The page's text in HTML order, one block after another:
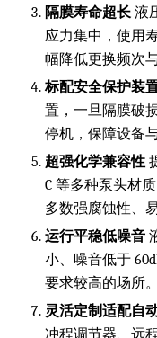
隔膜寿命超长 液
应力集中，使用
幅降低更换频次
标配安全保护装
置，一旦隔膜破
停机，保障设备
超强化学兼容性
C 等多种泵头材
多数强腐蚀性、
运行平稳低噪音
小、噪音低于
要求较高的场所。
灵活定制适配自
冲程调节器、远